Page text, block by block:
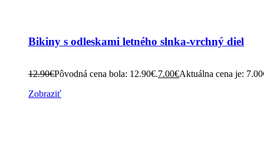
Bikiny s odleskami letného slnka-vrchný diel
12.90€Pôvodná cena bola: 12.90€.7.00€Aktuálna cena je:
Zobraziť